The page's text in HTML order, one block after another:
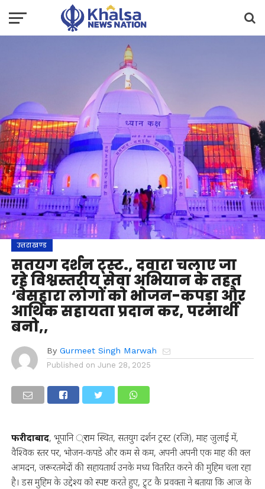
उत्तराखण्ड
सतयग दर्शन ट्स्ट., दवारा चलाए जा
रहे विश्वस्तरीय सेवा अभियान के तहत
‘बेसहारा लोगों को भोजन-कपड़ा और
आर्थिक सहायता प्रदान कर, परमार्थी
बनो,,
By Gurmeet Singh Marwah
Published on June 28, 2025
फरीदाबाद, भूपानि ्राम स्थित, सतयुग दर्शन ट्रस्ट (रजि), माह जुलाई में,
वैश्विक स्तर पर, भोजन-कपडे और कम से कम, अपनी अपनी एक माह की क्ल
आमदन, जरूरतमेदों की सहायतार्थ उनके मध्य वितरित करने की मुहिम चला रहा
है। डस मुहिम के उद्देश्य को स्पष्ट करते हुए, ट्र्ट कै प्रवक्ता ने बताया कि आज के